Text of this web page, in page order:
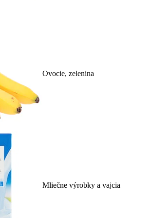
Ovocie, zelenina
Mliečne výrobky a vajcia